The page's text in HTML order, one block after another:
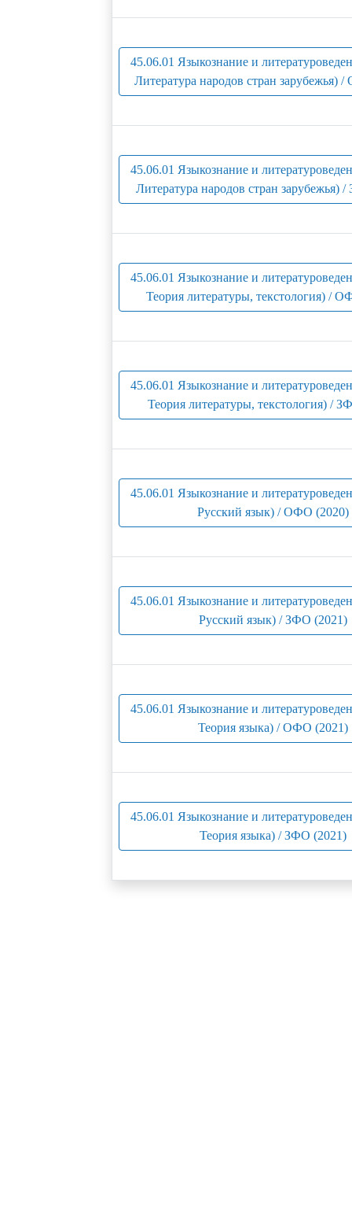
45.06.01 Языкознание и
Литература народов стран зарубежья)
45.06.01 Языкознание и
Литература народов стран зарубежья)
45.06.01 Языкознание и
Теория литературы, текстология) /
45.06.01 Языкознание и
Теория литературы, текстология) /
45.06.01 Языкознание и
Русский язык) / ОФО (2020)
45.06.01 Языкознание и
Русский язык) / ЗФО (2021)
45.06.01 Языкознание и
Теория языка) / ОФО (2021)
45.06.01 Языкознание и
Теория языка) / ЗФО (2021)